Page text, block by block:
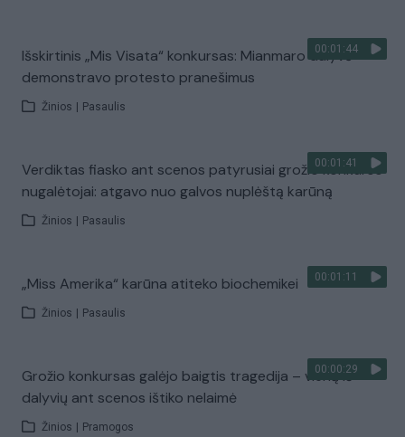
00:01:44
Išskirtinis „Mis Visata“ konkursas: Mianmaro dalyvė
demonstravo protesto pranešimus
Žinios Pasaulis
00:01:41
Verdiktas fiasko ant scenos patyrusiai grožio konkurso
nugalėtojai: atgavo nuo galvos nuplėštą karūną
Žinios Pasaulis
00:01:11
„Miss Amerika“ karūna atiteko biochemikei
Žinios Pasaulis
00:00:29
Grožio konkursas galėjo baigtis tragedija – vieną iš
dalyvių ant scenos ištiko nelaimė
Žinios Pramogos